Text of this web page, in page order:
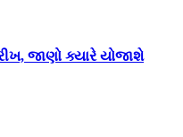
જાણો ક્યારે યોજાશે